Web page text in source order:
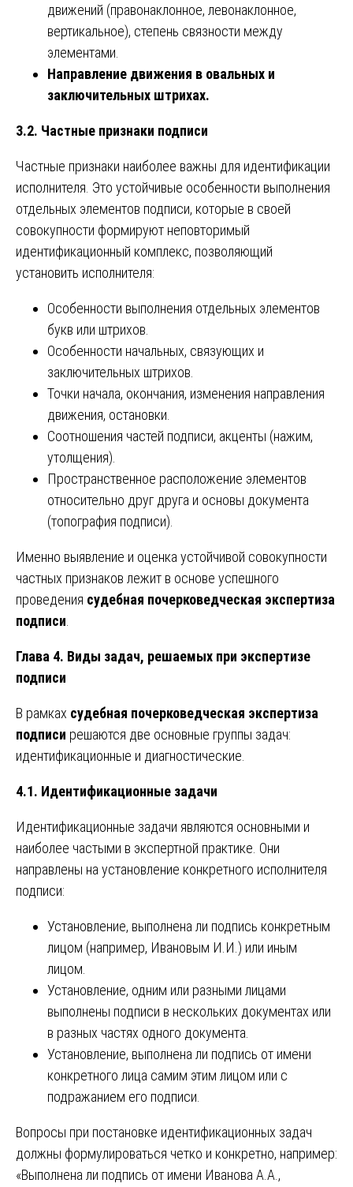
движений (правонаклонное, левонаклонное,
вертикальное), степень связности между
элементами.
Направление движения в овальных и
заключительных штрихах.
3.2. Частные признаки подписи
Частные признаки наиболее важны для идентификации
исполнителя. Это устойчивые особенности выполнения
отдельных элементов подписи, которые в своей
совокупности формируют неповторимый
идентификационный комплекс, позволяющий
установить исполнителя:
Особенности выполнения отдельных элементов
букв или штрихов.
Особенности начальных, связующих и
заключительных штрихов.
Точки начала, окончания, изменения направления
движения, остановки.
Соотношения частей подписи, акценты (нажим,
утолщения).
Пространственное расположение элементов
относительно друг друга и основы документа
(топография подписи).
Именно выявление и оценка устойчивой совокупности
частных признаков лежит в основе успешного
проведения судебная почерковедческая экспертиза
подписи
Глава 4. Виды задач, решаемых при экспертизе
подписи
В рамках судебная почерковедческая экспертиза
подписи решаются две основные группы задач:
идентификационные и диагностические.
4.1. Идентификационные задачи
Идентификационные задачи являются основными и
наиболее частыми в экспертной практике. Они
направлены на установление конкретного исполнителя
подписи:
Установление, выполнена ли подпись конкретным
лицом (например, Ивановым И.И.) или иным
лицом.
Установление, одним или разными лицами
выполнены подписи в нескольких документах или
в разных частях одного документа.
Установление, выполнена ли подпись от имени
конкретного лица самим этим лицом или с
подражанием его подписи.
Вопросы при постановке идентификационных задач
должны формулироваться четко и конкретно, например:
«Выполнена ли подпись от имени Иванова А.А.,